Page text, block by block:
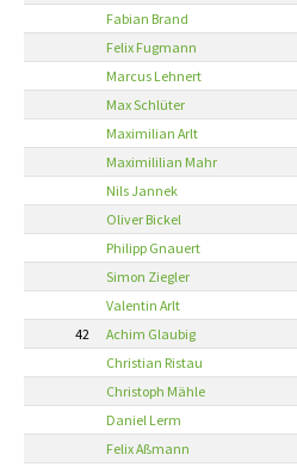
Fabian Brand
Felix Fugmann
Marcus Lehnert
Max Schlüter
Maximilian Arlt
Maximililian Mahr
Nils Jannek
Oliver Bickel
Philipp Gnauert
Simon Ziegler
Valentin Arlt
42
Achim Glaubig
Christian Ristau
Christoph Mähle
Daniel Lerm
Felix Aßmann